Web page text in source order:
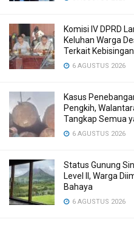
Komisi IV DPRD
Keluhan Warga
Terkait
6 AGUSTUS 2026
Kasus
Pengkih,
Tangkap Semua
6 AGUSTUS 2026
Status Gunung
Level II, Warga
Bahaya
6 AGUSTUS 2026